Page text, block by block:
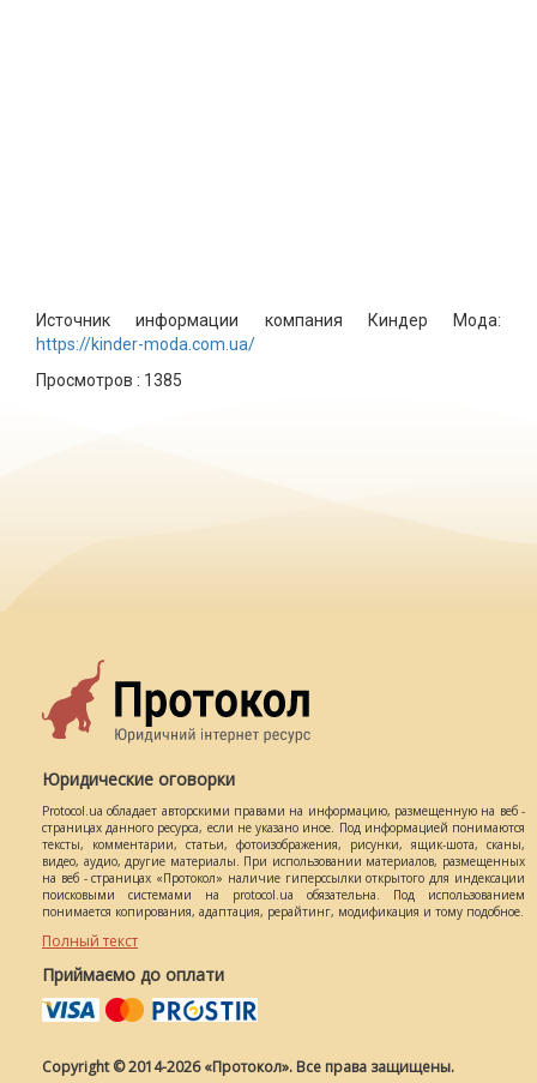
Источник информации компания Киндер Мода:
https://kinder-moda.com.ua/
Просмотров : 1385
Юридические оговорки
Protocol.ua обладает авторскими правами на информацию, размещенную на веб -
страницах данного ресурса, если не указано иное. Под информацией понимаются
тексты, комментарии, статьи, фотоизображения, рисунки, ящик-шота, сканы,
видео, аудио, другие материалы. При использовании материалов, размещенных
на веб - страницах «Протокол» наличие гиперссылки открытого для индексации
поисковыми системами на protocol.ua обязательна. Под использованием
понимается копирования, адаптация, рерайтинг, модификация и тому подобное.
Полный текст
Приймаємо до оплати
Copyright © 2014-2026 «Протокол». Все права защищены.